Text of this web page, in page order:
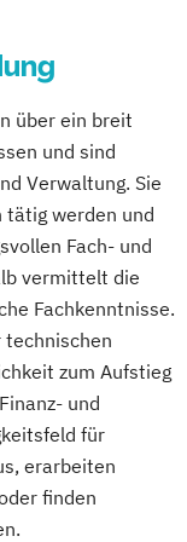
über ein breit
und sind
Verwaltung. Sie
tätig werden und
Fach- und
vermittelt die
Fachkenntnisse.
technischen
zum Aufstieg
und
für
erarbeiten
finden